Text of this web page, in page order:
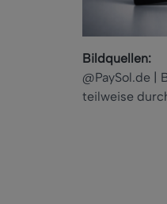
Bildquellen:
@PaySol.de |
teilweise